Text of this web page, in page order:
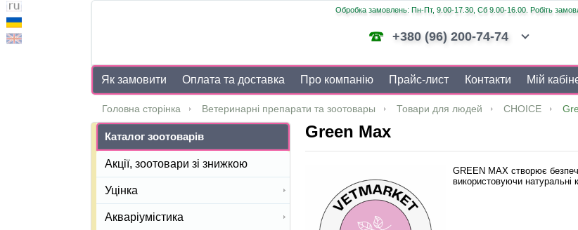
Обробка замовлень: Пн-Пт, 9.00-17.30, Сб 9.00-16.00. Робіть
+380 (96) 200-74-74
Як замовити Оплата та доставка Про компанію Прайс-лист Контакти Мій
Головна сторінка Ветеринарні препарати та зоотовары Товари для людей CHOICE
Green Max
GREEN MAX створює
використовуючи
Каталог зоотоварів
Акції, зоотовари зі знижкою
Уцінка
Акваріумістика